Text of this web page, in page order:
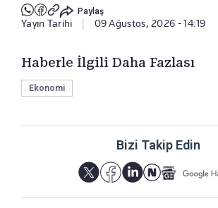
Paylaş
Yayın Tarihi 09 Ağustos, 2026 - 14:19
Haberle İlgili Daha Fazlası
Ekonomi
Bizi Takip Edin